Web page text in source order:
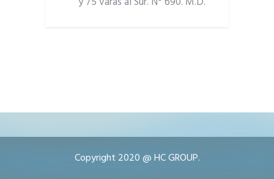
Copyright 2020 @ HC GROUP.